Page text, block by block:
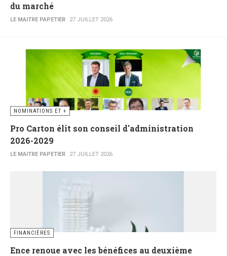
du marché
LE MAITRE PAPETIER 27 JUILLET 2026
NOMINATIONS ET +
Pro Carton élit son conseil d'administration
2026-2029
LE MAITRE PAPETIER 27 JUILLET 2026
FINANCIÈRES
Ence renoue avec les bénéfices au deuxième